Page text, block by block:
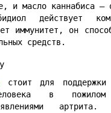
и масло каннабиса —
действует
иммунитет, он
средств.
стоит для поддержки
в пожилом
артрита.